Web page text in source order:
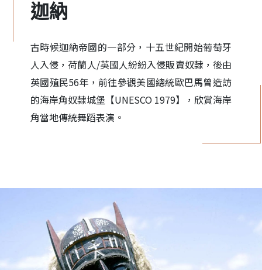
迦納
古時候迦納帝國的一部分，十五世紀開始葡萄牙
人入侵，荷蘭人/英國人紛紛入侵販賣奴隸，後由
英國殖民56年，前往參觀美國總統歐巴馬曾造訪
的海岸角奴隸城堡【UNESCO 1979】，欣賞海岸
角當地傳統舞蹈表演。